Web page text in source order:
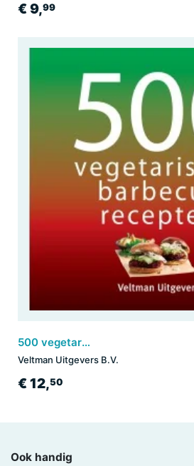
€ 9,99
500 vegetarische barbecuerecepten
Veltman Uitgevers B.V.
€ 12,50
Ook handig